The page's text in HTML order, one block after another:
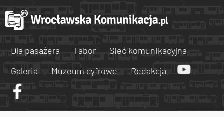
Dla pasażera Tabor
Sieć komunikacyjna
Galeria
Muzeum cyfrowe Redakcja